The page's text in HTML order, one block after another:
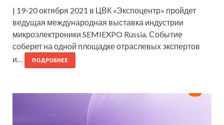
| 19-20 октября 2021 в ЦВК «Экспоцентр» пройдет
ведущая международная выставка индустрии
микроэлектроники SEMIEXPO Russia. Событие
соберет на одной площадке отраслевых экспертов
и…
ПОДРОБНЕЕ